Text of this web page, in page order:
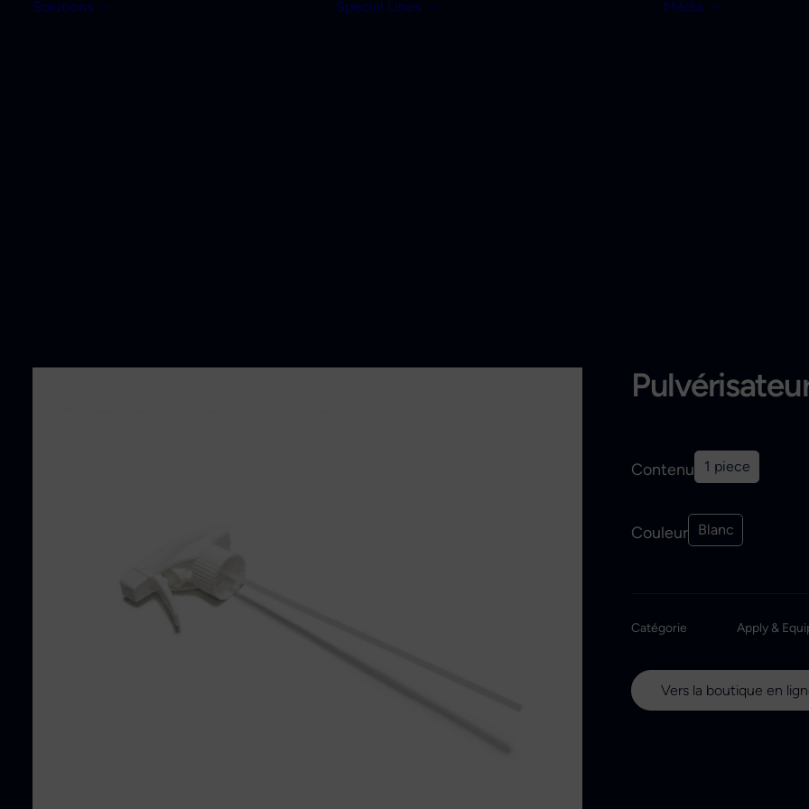
Solutions Special Lines Média
Contenu 1 piece
Couleur Blanc
Catégorie Apply &
Vers la boutique en